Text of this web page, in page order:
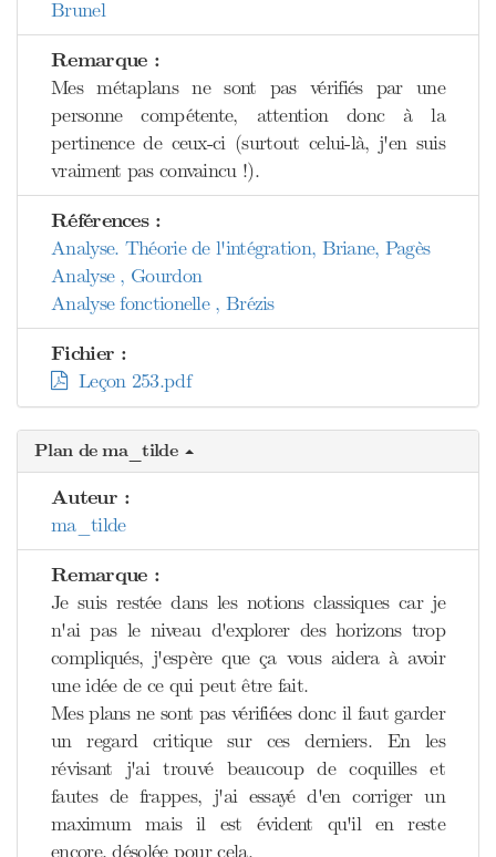
Brunel
Remarque :
Mes métaplans ne sont pas vérifiés par une
personne compétente, attention donc à la
pertinence de ceux-ci (surtout celui-là, j'en suis
vraiment pas convaincu !).
Références :
Analyse. Théorie de l'intégration, Briane, Pagès
Analyse , Gourdon
Analyse fonctionelle , Brézis
Fichier :
Leçon 253.pdf
Plan de ma_tilde
Auteur :
ma_tilde
Remarque :
Je suis restée dans les notions classiques car je
n'ai pas le niveau d'explorer des horizons trop
compliqués, j'espère que ça vous aidera à avoir
une idée de ce qui peut être fait.
Mes plans ne sont pas vérifiées donc il faut garder
un regard critique sur ces derniers. En les
révisant j'ai trouvé beaucoup de coquilles et
fautes de frappes, j'ai essayé d'en corriger un
maximum mais il est évident qu'il en reste
encore, désolée pour cela.